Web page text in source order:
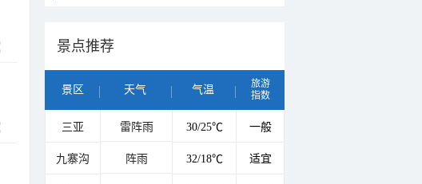
景点推荐
景区 天气 气温
旅游
指数
三亚 雷阵雨 30/25℃ 一般
九寨沟 阵雨 32/18℃ 适宜